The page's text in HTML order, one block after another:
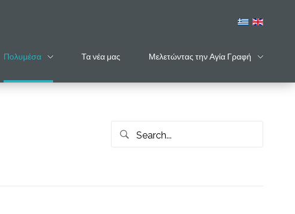
Πολυμέσα Τα νέα μας Μελετώντας την Αγία Γραφή